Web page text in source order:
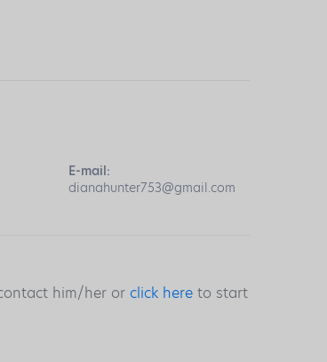
E-mail:
dianahunter753@gmail.com
him/her or click here to start